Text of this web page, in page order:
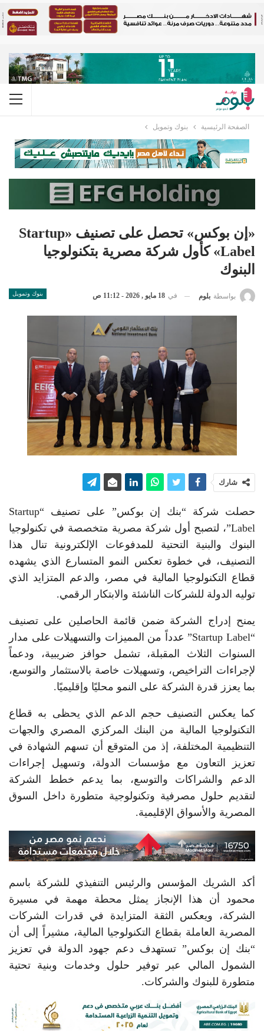
الصفحة الرئيسية بنوك وتمويل
«إن بوكس» تحصل على تصنيف «Startup
Label» كأول شركة مصرية بتكنولوجيا
البنوك
بنوك وتمويل بواسطة بلوم في 18 مايو , 2026 - 11:12 ص
شارك
حصلت شركة “بنك إن بوكس” على تصنيف “Startup
Label”، لتصبح أول شركة مصرية متخصصة في تكنولوجيا
البنوك والبنية التحتية للمدفوعات الإلكترونية تنال هذا
التصنيف، في خطوة تعكس النمو المتسارع الذي يشهده
قطاع التكنولوجيا المالية في مصر، والدعم المتزايد الذي
توليه الدولة للشركات الناشئة والابتكار الرقمي.
يمنح إدراج الشركة ضمن قائمة الحاصلين على تصنيف
“Startup Label” عدداً من المميزات والتسهيلات على مدار
السنوات الثلاث المقبلة، تشمل حوافز ضريبية، ودعماً
لإجراءات التراخيص، وتسهيلات خاصة بالاستثمار والتوسع،
بما يعزز قدرة الشركة على النمو محليًا وإقليميًا.
كما يعكس التصنيف حجم الدعم الذي يحظى به قطاع
التكنولوجيا المالية من البنك المركزي المصري والجهات
التنظيمية المختلفة، إذ من المتوقع أن تسهم الشهادة في
تعزيز التعاون مع مؤسسات الدولة، وتسهيل إجراءات
الدعم والشراكات والتوسع، بما يدعم خطط الشركة
لتقديم حلول مصرفية وتكنولوجية متطورة داخل السوق
المصرية والأسواق الإقليمية.
أكد الشريك المؤسس والرئيس التنفيذي للشركة باسم
محمود أن هذا الإنجاز يمثل محطة مهمة في مسيرة
الشركة، ويعكس الثقة المتزايدة في قدرات الشركات
المصرية العاملة بقطاع التكنولوجيا المالية، مشيراً إلى أن
“بنك إن بوكس” تستهدف دعم جهود الدولة في تعزيز
الشمول المالي عبر توفير حلول وخدمات وبنية تحتية
متطورة للبنوك والشركات.